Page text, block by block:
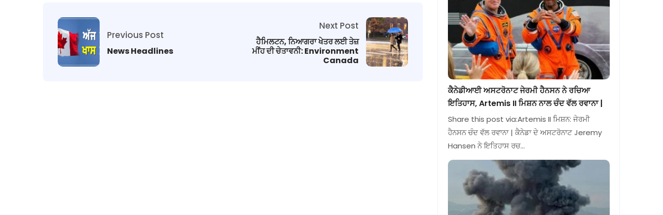
Previous Post
News Headlines
Next Post
ਹੈਮਿਲਟਨ, ਨਿਆਗਰਾ ਖੇਤਰ ਲਈ ਤੇਜ਼
ਮੀਂਹ ਦੀ ਚੇਤਾਵਨੀ: Environment
Canada
ਕੈਨੇਡੀਆਈ ਅਸਟਰੋਨਾਟ ਜੇਰਮੀ ਹੈਨਸਨ ਨੇ ਰਚਿਆ
ਇਤਿਹਾਸ, Artemis II ਮਿਸ਼ਨ ਨਾਲ ਚੰਦ ਵੱਲ ਰਵਾਨਾ |
Share this post via:Artemis II ਮਿਸ਼ਨ: ਜੇਰਮੀ
ਹੈਨਸਨ ਚੰਦ ਵੱਲ ਰਵਾਨਾ | ਕੈਨੇਡਾ ਦੇ ਅਸਟਰੋਨਾਟ Jeremy
Hansen ਨੇ ਇਤਿਹਾਸ ਰਚ…